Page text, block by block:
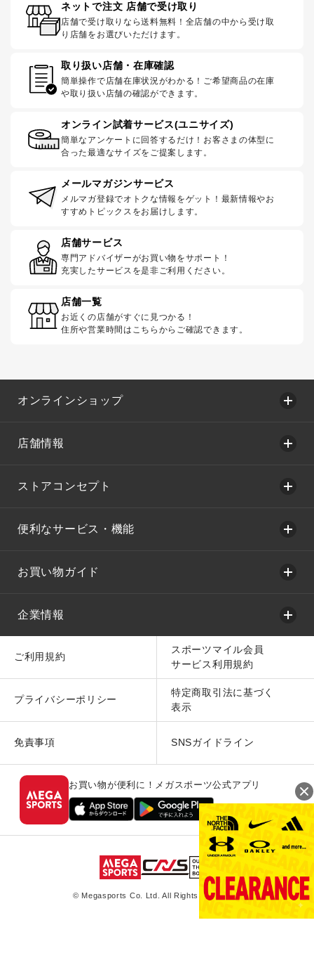
ネットで注文 店舗で受け取り
店舗で受け取りなら送料無料！全店舗の中から受け取
り店舗をお選びいただけます。
取り扱い店舗・在庫確認
簡単操作で店舗在庫状況がわかる！ご希望商品の在庫
や取り扱い店舗の確認ができます。
オンライン試着サービス(ユニサイズ)
簡単なアンケートに回答するだけ！お客さまの体型に
合った最適なサイズをご提案します。
メールマガジンサービス
メルマガ登録でオトクな情報をゲット！最新情報やお
すすめトピックスをお届けします。
店舗サービス
専門アドバイザーがお買い物をサポート！
充実したサービスを是非ご利用ください。
店舗一覧
お近くの店舗がすぐに見つかる！
住所や営業時間はこちらからご確認できます。
オンラインショップ
店舗情報
ストアコンセプト
便利なサービス・機能
お買い物ガイド
企業情報
ご利用規約
スポーツマイル会員
サービス利用規約
プライバシーポリシー
特定商取引法に基づく
表示
免責事項 SNSガイドライン
お買い物が便利に！メガスポーツ公式アプリ
© Megasports Co. Ltd. All Rights Reserved.